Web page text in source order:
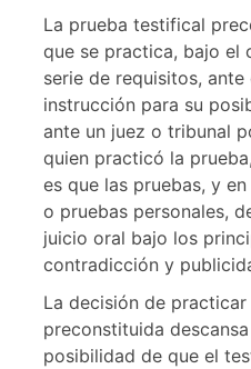
La prueba testifical
que se practica, bajo el
serie de requisitos,
instrucción para su
ante un juez o tribunal
quien practicó la
es que las pruebas, y
o pruebas personales,
juicio oral bajo los
contradicción y
La decisión de practicar
preconstituida
posibilidad de que el